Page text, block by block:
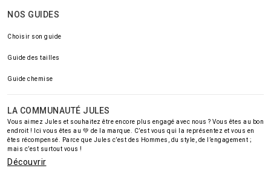
NOS GUIDES
Choisir son guide
Guide des tailles
Guide chemise
LA COMMUNAUTÉ JULES
Vous aimez Jules et souhaitez être encore plus engagé avec nous ? Vous êtes au bon
endroit ! Ici vous êtes au 💚 de la marque. C’est vous qui la représentez et vous en
êtes récompensé. Parce que Jules c’est des Hommes, du style, de l’engagement ;
mais c’est surtout vous !
Découvrir